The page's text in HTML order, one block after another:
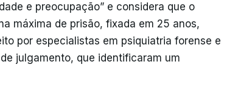
e preocupação” e considera que o
máxima de prisão, fixada em 25 anos,
por especialistas em psiquiatria forense e
julgamento, que identificaram um